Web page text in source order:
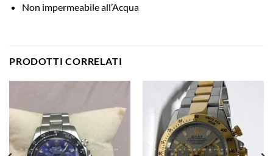
Non impermeabile all’Acqua
PRODOTTI CORRELATI